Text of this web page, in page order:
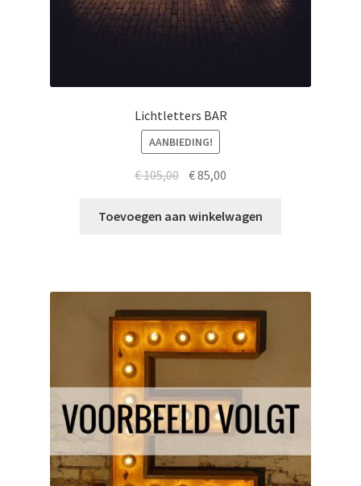
Lichtletters BAR
AANBIEDING!
€105,00 Oorspronkelijke
was:
€85,00
is:
Toevoegen aan winkelwagen